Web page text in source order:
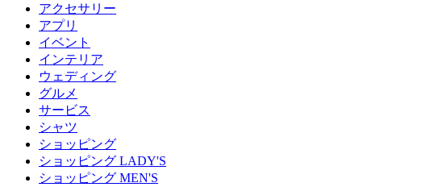
アクセサリー
アプリ
イベント
インテリア
ウェディング
グルメ
サービス
シャツ
ショッピング
ショッピング LADY'S
ショッピング MEN'S